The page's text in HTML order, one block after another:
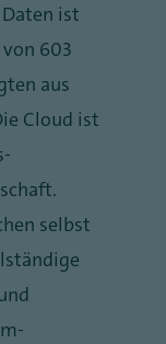
ist
603
aus
Cloud ist
selbst